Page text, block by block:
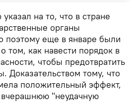
на то, что в стране
органы
поэтому еще в январе были
том, как навести порядок в
чтобы предотвратить
Доказательством тому, что
положительный эффект,
вчерашнюю "неудачную